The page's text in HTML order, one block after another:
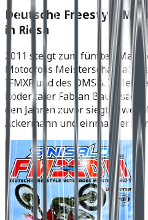
Deutsche Freestyle
in Riesa
2011 steigt zum fünften Mal
Motocross Meisterschaft als
IFMXF und des DMSB. Im
Rödentaler Fabian
den Jahren zuvor siegte zwei
Ackermann und einmal der